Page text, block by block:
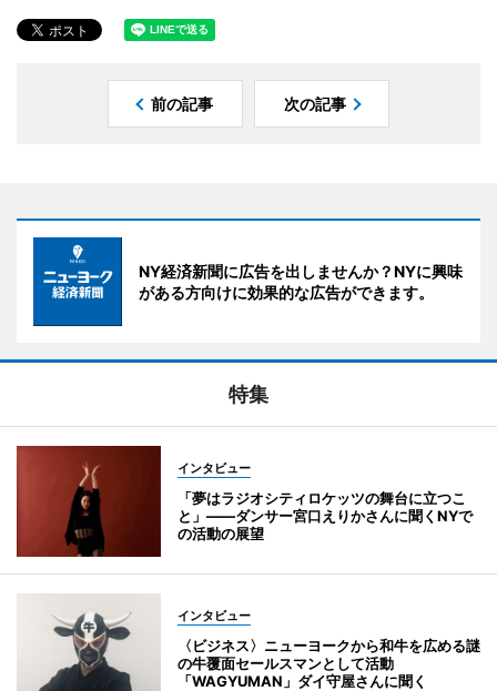
前の記事 次の記事
NY経済新聞に広告を出しませんか？NYに興味
がある方向けに効果的な広告ができます。
特集
インタビュー
「夢はラジオシティロケッツの舞台に立つこ
と」――ダンサー宮口えりかさんに聞くNYで
の活動の展望
インタビュー
〈ビジネス〉ニューヨークから和牛を広める謎
の牛覆面セールスマンとして活動
「WAGYUMAN」ダイ守屋さんに聞く